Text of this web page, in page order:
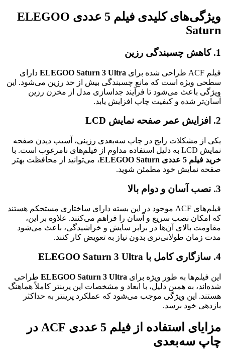
ویژگی‌های کلیدی فیلم 5 عددی ELEGOO
Saturn
1. کاهش چسبندگی رزین
فیلم ACF طراحی شده برای ELEGOO Saturn 3 Ultra دارای
سطحی ویژه است که مانع چسبندگی بیش از حد رزین می‌شود. این
ویژگی باعث می‌شود تا فرآیند جداسازی مدل از مخزن رزین
آسان‌تر شده و کیفیت چاپ افزایش یابد.
2. افزایش عمر صفحه نمایش LCD
یکی از مشکلات رایج در چاپ سه‌بعدی رزینی، آسیب دیدن صفحه
نمایش LCD به دلیل استفاده مداوم از فیلم‌های نامرغوب است. با
خرید فیلم 5 عددی ELEGOO Saturn
، می‌توانید از محافظت بهتر
صفحه نمایش خود مطمئن شوید.
3. نصب آسان و دوام بالا
فیلم‌های ACF موجود در این بسته دارای ساختاری مستحکم هستند
که امکان نصب سریع و آسان را فراهم می‌کنند. علاوه بر این،
مقاومت بالای آن‌ها در برابر سایش و خراشیدگی، باعث می‌شود
مدت زمان طولانی‌تری بدون نیاز به تعویض کار کنند.
4. سازگاری کامل با ELEGOO Saturn 3 Ultra
این فیلم‌ها به طور ویژه برای ELEGOO Saturn 3 Ultra طراحی
شده‌اند، به همین دلیل، با ابعاد و مشخصات این پرینتر کاملاً هماهنگ
هستند. این ویژگی موجب می‌شود که عملکرد پرینتر به حداکثر
بازدهی خود برسد.
مزایای استفاده از فیلم 5 عددی ACF در
چاپ سه‌بعدی